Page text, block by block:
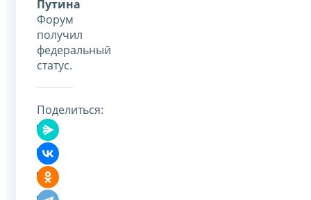
Путина
Форум
получил
федеральный
статус.
Поделиться: